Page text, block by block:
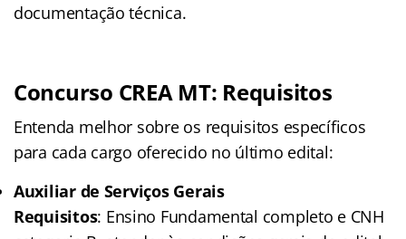
documentação técnica.
Concurso CREA MT: Requisitos
Entenda melhor sobre os requisitos específicos
para cada cargo oferecido no último edital:
Auxiliar de Serviços Gerais
Requisitos: Ensino Fundamental completo e CNH